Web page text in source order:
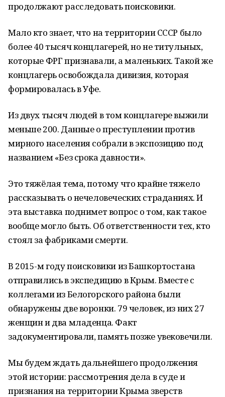
продолжают расследовать поисковики.
Мало кто знает, что на территории СССР было
более 40 тысяч концлагерей, но не титульных,
которые ФРГ признавали, а маленьких. Такой же
концлагерь освобождала дивизия, которая
формировалась в Уфе.
Из двух тысяч людей в том концлагере выжили
меньше 200. Данные о преступлении против
мирного населения собрали в экспозицию под
названием «Без срока давности».
Это тяжёлая тема, потому что крайне тяжело
рассказывать о нечеловеческих страданиях. И
эта выставка поднимет вопрос о том, как такое
вообще могло быть. Об ответственности тех, кто
стоял за фабриками смерти.
В 2015-м году поисковики из Башкортостана
отправились в экспедицию в Крым. Вместе с
коллегами из Белогорского района были
обнаружены две воронки. 79 человек, из них 27
женщин и два младенца. Факт
задокументировали, память позже увековечили.
Мы будем ждать дальнейшего продолжения
этой истории: рассмотрения дела в суде и
признания на территории Крыма зверств